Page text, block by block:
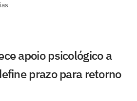
apoio psicológico a
prazo para retorno